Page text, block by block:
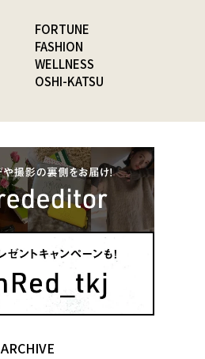
FORTUNE
FASHION
WELLNESS
OSHI-KATSU
ARCHIVE